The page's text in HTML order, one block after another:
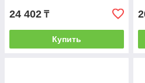
24 402 ₸
Купить